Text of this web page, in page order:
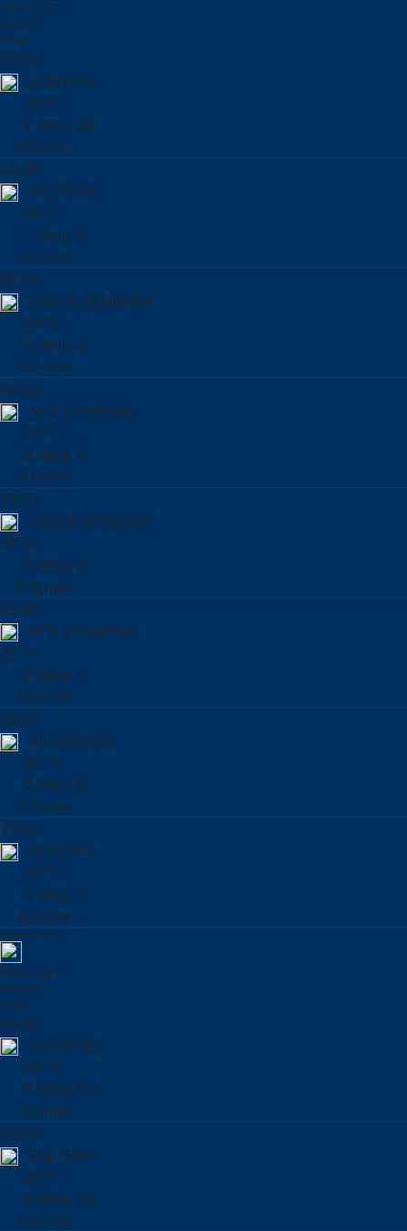
28° έως 31°
Avg 5 Bf
0 mm
00:00
ΞΑΣΤΕΡΙΑ
28 °C
2 Μπφ. ΒΔ
0.0 mm
03:00
ΞΑΣΤΕΡΙΑ
28 °C
2 Μπφ. Β
0.0 mm
06:00
ΠΟΛΛΑ ΣΥΝΝΕΦΑ
29 °C
5 Μπφ. Β
0.0 mm
09:00
ΛΙΓΑ ΣΥΝΝΕΦΑ
28 °C
6 Μπφ. Β
0.0 mm
12:00
ΠΟΛΛΑ ΣΥΝΝΕΦΑ
31 °C
6 Μπφ. Β
0.0 mm
15:00
ΛΙΓΑ ΣΥΝΝΕΦΑ
31 °C
6 Μπφ. Β
0.0 mm
18:00
ΗΛΙΟΦΑΝΕΙΑ
30 °C
6 Μπφ. Β
0.0 mm
21:00
ΞΑΣΤΕΡΙΑ
28 °C
5 Μπφ. Β
0.0 mm
Σάββατο 15/08
28° έως 28°
Avg 6 Bf
0 mm
00:00
ΞΑΣΤΕΡΙΑ
28 °C
6 Μπφ. ΒΔ
0.0 mm
03:00
ΞΑΣΤΕΡΙΑ
28 °C
6 Μπφ. ΒΔ
0.0 mm